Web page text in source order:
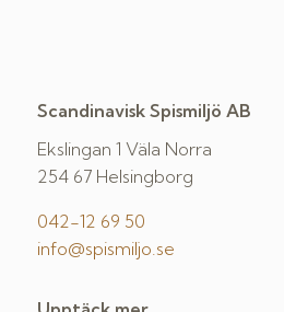
Scandinavisk Spismiljö AB
Ekslingan 1 Väla Norra
254 67 Helsingborg
042-12 69 50
info@spismiljo.se